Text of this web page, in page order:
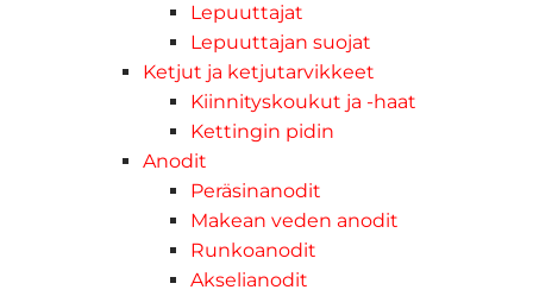
Lepuuttajat
Lepuuttajan suojat
Ketjut ja ketjutarvikkeet
Kiinnityskoukut ja -haat
Kettingin pidin
Anodit
Peräsinanodit
Makean veden anodit
Runkoanodit
Akselianodit